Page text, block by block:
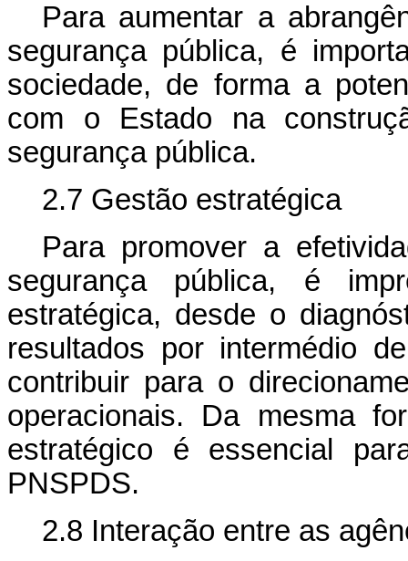
Para aumentar a
segurança pública, é
sociedade, de forma a
com o Estado na
segurança pública.
2.7 Gestão estratégica
Para promover a
segurança pública, é
estratégica, desde o
resultados por intermédio
contribuir para o
operacionais. Da mesma
estratégico é essencial
PNSPDS.
2.8 Interação entre as